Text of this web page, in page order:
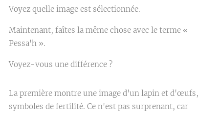
Voyez quelle image est sélectionnée.
Maintenant, faîtes la même chose avec le terme «
Pessa'h ».
Voyez-vous une différence ?
La première montre une image d'un lapin et d'œufs,
symboles de fertilité. Ce n'est pas surprenant, car